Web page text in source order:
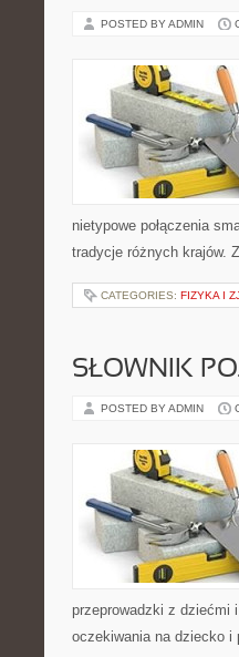
POSTED BY ADMIN
nietypowe połączenia
tradycje różnych krajów.
CATEGORIES: FIZYKA I
SŁOWNIK
POSTED BY ADMIN
przeprowadzki z dziećmi
oczekiwania na dziecko